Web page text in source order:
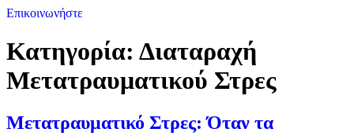
Επικοινωνήστε
Κατηγορία: Διαταραχή
Μετατραυματικού Στρες
Μετατραυματικό Στρες: Όταν τα